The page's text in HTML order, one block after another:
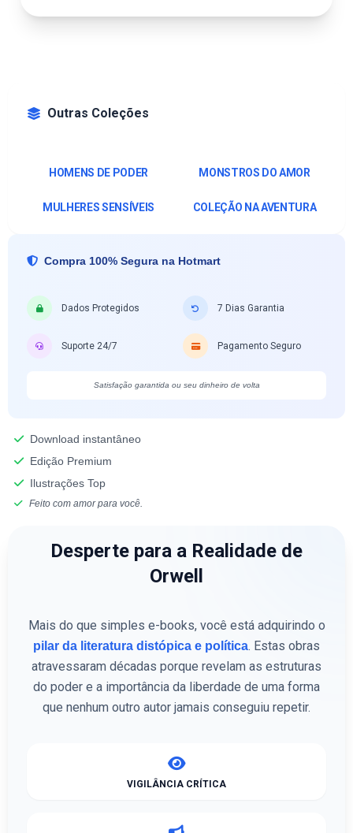
Outras Coleções
HOMENS DE PODER MONSTROS DO AMOR
MULHERES SENSÍVEIS COLEÇÃO NA AVENTURA
Compra 100% Segura na Hotmart
Dados Protegidos 7 Dias Garantia
Suporte 24/7 Pagamento Seguro
Satisfação garantida ou seu dinheiro de volta
Download instantâneo
Edição Premium
Ilustrações Top
Feito com amor para você.
Desperte para a Realidade de
Orwell
Mais do que simples e-books, você está adquirindo o
pilar da literatura distópica e política. Estas obras
atravessaram décadas porque revelam as estruturas
do poder e a importância da liberdade de uma forma
que nenhum outro autor jamais conseguiu repetir.
VIGILÂNCIA CRÍTICA